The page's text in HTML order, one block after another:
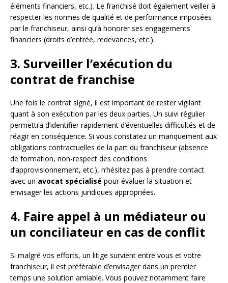
éléments financiers, etc.). Le franchisé doit également veiller à
respecter les normes de qualité et de performance imposées
par le franchiseur, ainsi qu’à honorer ses engagements
financiers (droits d’entrée, redevances, etc.).
3. Surveiller l’exécution du
contrat de franchise
Une fois le contrat signé, il est important de rester vigilant
quant à son exécution par les deux parties. Un suivi régulier
permettra d’identifier rapidement d’éventuelles difficultés et de
réagir en conséquence. Si vous constatez un manquement aux
obligations contractuelles de la part du franchiseur (absence
de formation, non-respect des conditions
d’approvisionnement, etc.), n’hésitez pas à prendre contact
avec un avocat spécialisé pour évaluer la situation et
envisager les actions juridiques appropriées.
4. Faire appel à un médiateur ou
un conciliateur en cas de conflit
Si malgré vos efforts, un litige survient entre vous et votre
franchiseur, il est préférable d’envisager dans un premier
temps une solution amiable. Vous pouvez notamment faire